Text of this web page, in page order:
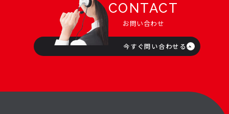
CONTACT
お問い合わせ
今すぐ問い合わせる